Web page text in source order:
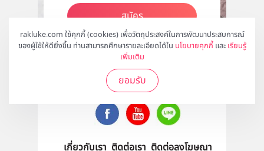
rakluke.com ใช้คุกกี้ (cookies) เพื่อวัตถุประสงค์ในการพัฒนาประสบการณ์
ของผู้ใช้ให้ดียิ่งขึ้น ท่านสามารถศึกษารายละเอียดได้ใน นโยบายคุกกี้ และ เรียนรู้
เพิ่มเติม
ยอมรับ
สมัคร
ติดตามเราได้ที่
เกี่ยวกับเรา ติดต่อเรา ติดต่อลงโฆษณา